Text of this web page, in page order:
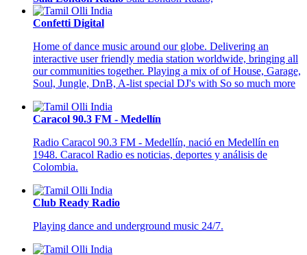
Confetti Digital
Home of dance music around our globe. Delivering an
interactive user friendly media station worldwide, bringing all
our communities together. Playing a mix of of House, Garage,
Soul, Jungle, DnB, A-list special DJ's with So so much more
Caracol 90.3 FM - Medellín
Radio Caracol 90.3 FM - Medellín, nació en Medellín en
1948. Caracol Radio es noticias, deportes y análisis de
Colombia.
Club Ready Radio
Playing dance and underground music 24/7.